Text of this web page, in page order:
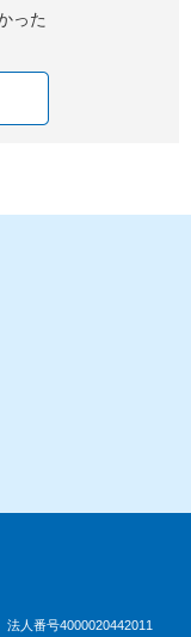
った
人番号4000020442011